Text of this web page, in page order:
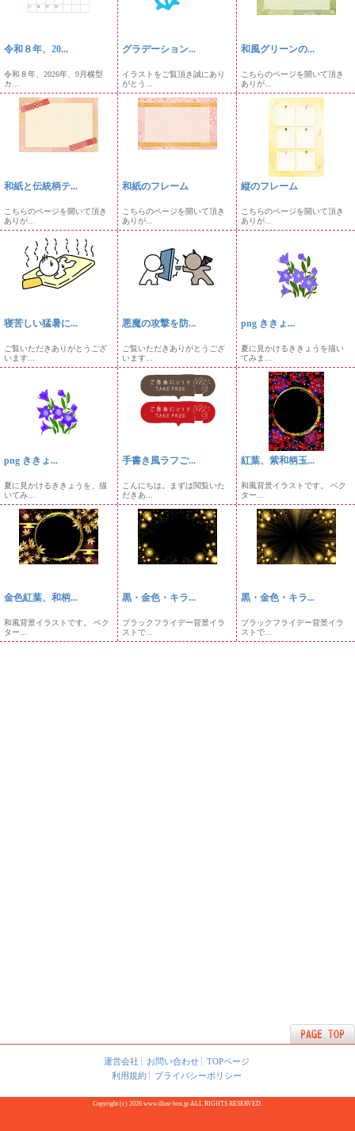
令和８年、20...
令和８年、2026年、9月横型
カ...
グラデーション...
イラストをご覧頂き誠にあり
がとう...
和風グリーンの...
こちらのページを開いて頂き
ありが...
和紙と伝統柄テ...
こちらのページを開いて頂き
ありが...
和紙のフレーム
こちらのページを開いて頂き
ありが...
縦のフレーム
こちらのページを開いて頂き
ありが...
寝苦しい猛暑に...
ご覧いただきありがとうござ
います...
悪魔の攻撃を防...
ご覧いただきありがとうござ
います...
png ききょ...
夏に見かけるききょうを描い
てみま...
png ききょ...
夏に見かけるききょうを、描
いてみ...
手書き風ラフご...
こんにちは。まずは閲覧いた
だきあ...
紅葉、紫和柄玉...
和風背景イラストです。 ベク
ター...
金色紅葉、和柄...
和風背景イラストです。 ベク
ター...
黒・金色・キラ...
ブラックフライデー背景イラ
ストで...
黒・金色・キラ...
ブラックフライデー背景イラ
ストで...
運営会社 お問い合わせ
TOPページ
利用規約
プライバシーポリシー
Copyright (c) 2026 www.illust-box.jp ALL RIGHTS RESERVED.